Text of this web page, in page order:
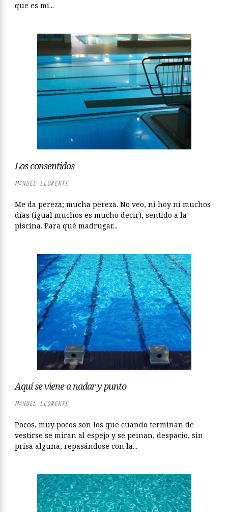
que es mi...
Los consentidos
MANUEL LLORENTE
Me da pereza; mucha pereza. No veo, ni hoy ni muchos
días (igual muchos es mucho decir), sentido a la
piscina. Para qué madrugar...
Aquí se viene a nadar y punto
MANUEL LLORENTE
Pocos, muy pocos son los que cuando terminan de
vestirse se miran al espejo y se peinan, despacio, sin
prisa alguna, repasándose con la...